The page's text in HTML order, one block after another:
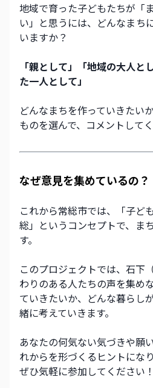
地域で育った子どもたちが「
い」と思うには、どんなまち
いますか？
「親として」「地域の大人と
た一人として」
どんなまちを作っていきたい
ものを選んで、コメントして
なぜ意見を集めているの？
これから常総市では、「子ど
総」というコンセプトで、ま
す。
このプロジェクトでは、石下
わりのある人たちの声を集め
ていきたいか、どんな暮らし
緒に考えていきます。
あなたの何気ない気づきや願
れからを形づくるヒントになり
ぜひ気軽に参加してください！